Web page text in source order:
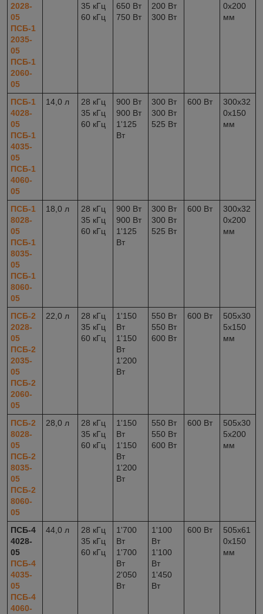
2028-
05
ПСБ-1
2035-
05
ПСБ-1
2060-
05
35 кГц
60 кГц
650 Вт
750 Вт
200 Вт
300 Вт
0x200
мм
ПСБ-1
4028-
05
ПСБ-1
4035-
05
ПСБ-1
4060-
05
14,0 л
28 кГц
35 кГц
60 кГц
900 Вт
900 Вт
1'125
Вт
300 Вт
300 Вт
525 Вт
600 Вт
300x32
0x150
мм
ПСБ-1
8028-
05
ПСБ-1
8035-
05
ПСБ-1
8060-
05
18,0 л
28 кГц
35 кГц
60 кГц
900 Вт
900 Вт
1'125
Вт
300 Вт
300 Вт
525 Вт
600 Вт
300x32
0x200
мм
ПСБ-2
2028-
05
ПСБ-2
2035-
05
ПСБ-2
2060-
05
22,0 л
28 кГц
35 кГц
60 кГц
1'150
Вт
1'150
Вт
1'200
Вт
550 Вт
550 Вт
600 Вт
600 Вт
505x30
5x150
мм
ПСБ-2
8028-
05
ПСБ-2
8035-
05
ПСБ-2
8060-
05
28,0 л
28 кГц
35 кГц
60 кГц
1'150
Вт
1'150
Вт
1'200
Вт
550 Вт
550 Вт
600 Вт
600 Вт
505x30
5x200
мм
ПСБ-4
4028-
05
ПСБ-4
4035-
05
ПСБ-4
4060-
44,0 л
28 кГц
35 кГц
60 кГц
1'700
Вт
1'700
Вт
2'050
Вт
1'100
Вт
1'100
Вт
1'450
Вт
600 Вт
505x61
0x150
мм